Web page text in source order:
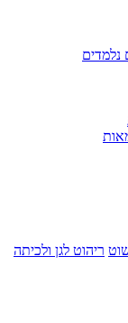
נלמדים
ריהוט לגן ולכיתה